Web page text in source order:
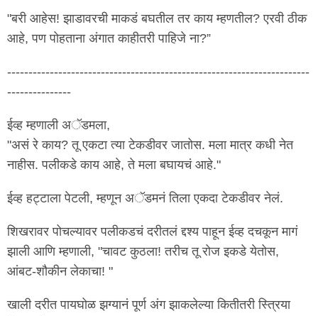
"बरी आहेस! झाडावरची माकडं बघतील तर काय म्हणतील? एरवी ठीक
आहे, पण पोहताना अंगात काहीतरी पाहिजे ना?”
-----------------------------------------------------------------------
---------------
ईव्ह म्हणाली अॅडमला,
"असं रे काय? तू एकटा त्या टेकडीवर जातोस. मला मात्र कधी नेत
नाहीस. पलीकडे काय आहे, ते मला बघायचं आहे."
ईव्ह हट्टाला पेटली, म्हणून अॅडमनं तिला एकदा टेकडीवर नेलं.
शिखरावर पोचल्यावर पलीकडचं दरीतलं द्दश्य पाहून ईव्ह दचकून मागं
झाली आणि म्हणाली, "चावट कुठला! तरीच तू रोज इकडे येतोस,
आंबट-शौकीन लेकाचा! "
खाली दरीत पायघोळ झग्यानं पूर्ण अंग झाकलेल्या कितीतरी स्त्रिया